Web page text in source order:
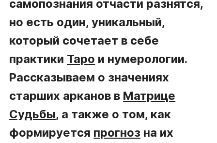
самопознания отчасти разнятся,
но есть один, уникальный,
который сочетает в себе
практики Таро и нумерологии.
Рассказываем о значениях
старших арканов в Матрице
Судьбы, а также о том, как
формируется прогноз на их